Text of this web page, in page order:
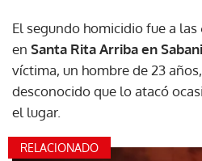
El segundo homicidio fue a las
en Santa Rita Arriba en
víctima, un hombre de 23
desconocido que lo atacó
el lugar.
RELACIONADO